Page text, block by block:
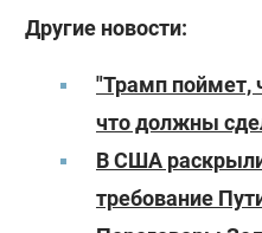
Другие новости:
"Трамп поймет,
что должны
В США
требование